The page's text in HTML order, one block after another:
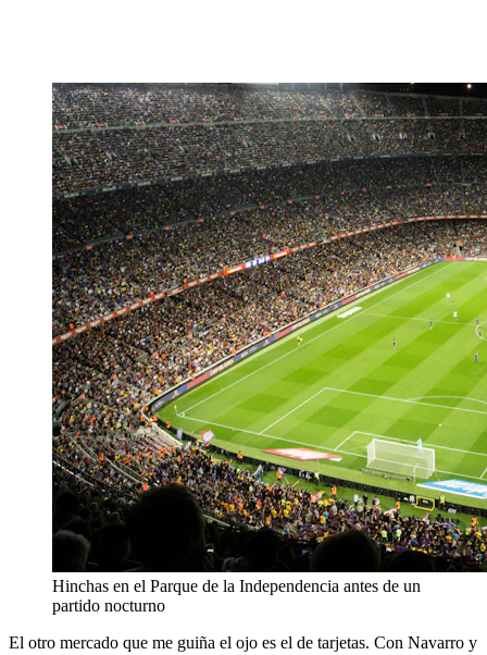
Hinchas en el Parque de la Independencia antes de un
partido nocturno
El otro mercado que me guiña el ojo es el de tarjetas. Con Navarro y